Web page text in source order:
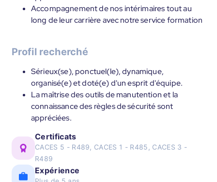
Accompagnement de nos intérimaires tout au
long de leur carrière avec notre service formation
Profil recherché
Sérieux(se), ponctuel(le), dynamique,
organisé(e) et doté(e) d'un esprit d'équipe.
La maîtrise des outils de manutention et la
connaissance des règles de sécurité sont
appréciées.
Certificats
CACES 5 - R489, CACES 1 - R485, CACES 3 -
R489
Expérience